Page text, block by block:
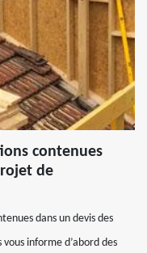
contenues
de
dans un devis des
informe d’abord des